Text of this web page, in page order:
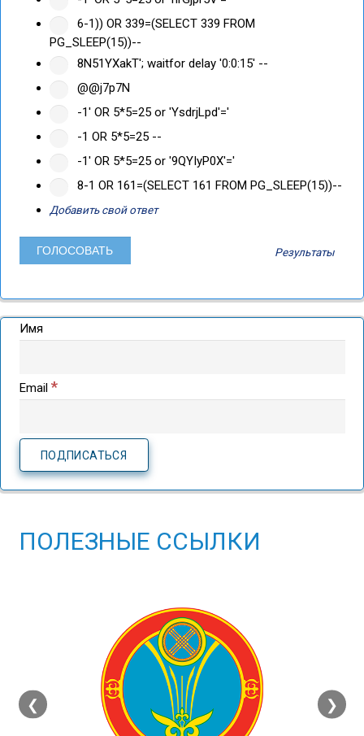
6-1)) OR 339=(SELECT 339 FROM
PG_SLEEP(15))--
8N51YXakT'; waitfor delay '0:0:15' --
@@j7p7N
-1' OR 5*5=25 or 'YsdrjLpd'='
-1 OR 5*5=25 --
-1' OR 5*5=25 or '9QYIyP0X'='
8-1 OR 161=(SELECT 161 FROM PG_SLEEP(15))--
Добавить свой ответ
Результаты
Имя
Email *
ПОЛЕЗНЫЕ ССЫЛКИ
❮ ❯